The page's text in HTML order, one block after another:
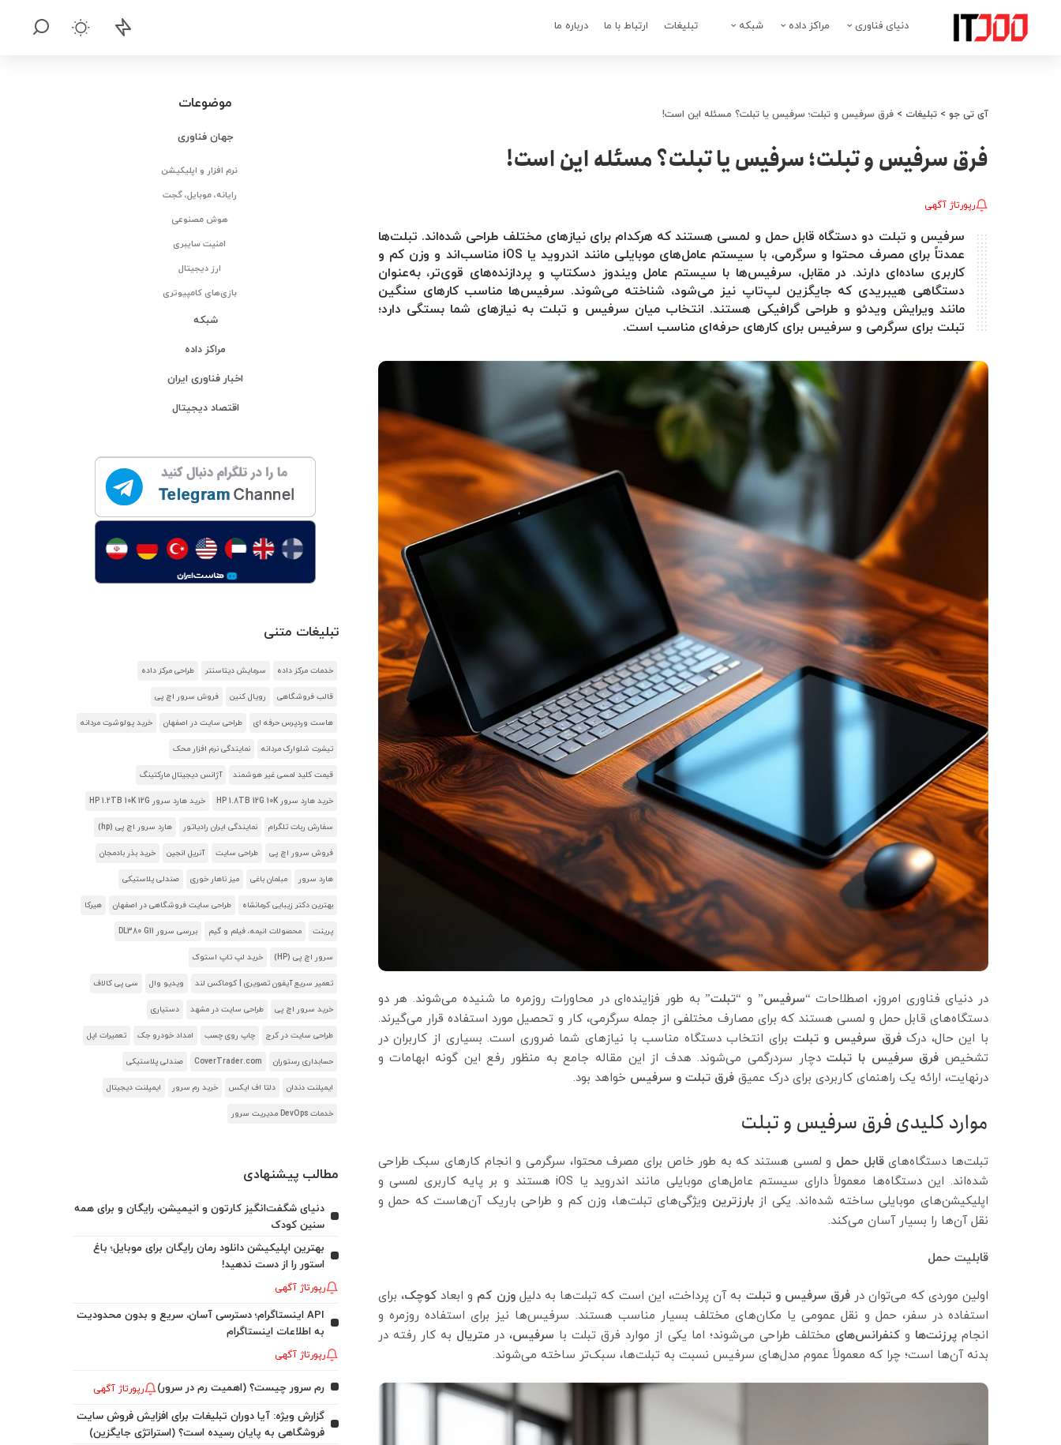
دنیای فناوری مراکز داده شبکه تبلیغات ارتباط با ما درباره ما
آی تی جو > تبلیغات > فرق سرفیس و تبلت؛ سرفیس یا تبلت؟ مسئله این است!
فرق سرفیس و تبلت؛ سرفیس یا تبلت؟ مسئله این است!
رپورتاژ آگهی
سرفیس و تبلت دو دستگاه قابل حمل و لمسی هستند که هرکدام برای نیازهای مختلف طراحی شده‌اند. تبلت‌ها
عمدتاً برای مصرف محتوا و سرگرمی، با سیستم عامل‌های موبایلی مانند اندروید یا iOS مناسب‌اند و وزن کم و
کاربری ساده‌ای دارند. در مقابل، سرفیس‌ها با سیستم عامل ویندوز دسکتاپ و پردازنده‌های قوی‌تر، به‌عنوان
دستگاهی هیبریدی که جایگزین لپ‌تاپ نیز می‌شود، شناخته می‌شوند. سرفیس‌ها مناسب کارهای سنگین
مانند ویرایش ویدئو و طراحی گرافیکی هستند. انتخاب میان سرفیس و تبلت به نیازهای شما بستگی دارد؛
تبلت برای سرگرمی و سرفیس برای کارهای حرفه‌ای مناسب است.
در دنیای فناوری امروز، اصطلاحات “سرفیس” و “تبلت” به طور فزاینده‌ای در محاورات روزمره ما شنیده می‌شوند. هر دو
دستگاه‌های قابل حمل و لمسی هستند که برای مصارف مختلفی از جمله سرگرمی، کار و تحصیل مورد استفاده قرار می‌گیرند.
با این حال، درکفرق سرفیس و تبلت برای انتخاب دستگاه مناسب با نیازهای شما ضروری است. بسیاری از کاربران در
تشخیص فرق سرفیس با تبلتدچار سردرگمی می‌شوند. هدف از این مقاله جامع به منظور رفع این گونه ابهامات و
درنهایت، ارائه یک راهنمای کاربردی برای درک عمیق فرق تبلت و سرفیس خواهد بود.
موارد کلیدی فرق سرفیس و تبلت
تبلت‌ها دستگاه‌هایقابل حمل و لمسی هستند که به طور خاص برای مصرف محتوا، سرگرمی و انجام کارهای سبک طراحی
شده‌اند. این دستگاه‌ها معمولاً دارای سیستم عامل‌های موبایلی مانند اندروید یا iOS هستند و بر پایه کاربری لمسی و
اپلیکیشن‌های موبایلی ساخته شده‌اند. یکی ازبارزترین ویژگی‌های تبلت‌ها، وزن کم و طراحی باریک آن‌هاست که حمل و
نقل آن‌ها را بسیار آسان می‌کند.
قابلیت حمل
اولین موردی که می‌توان در فرق سرفیس و تبلت به آن پرداخت، این است که تبلت‌ها به دلیلوزن کم و ابعادکوچک، برای
استفاده در سفر، حمل و نقل عمومی یا مکان‌های مختلف بسیار مناسب هستند. سرفیس‌ها نیز برای استفاده روزمره و
انجامپرزنت‌ها وکنفرانس‌های مختلف طراحی می‌شوند؛ اما یکی از موارد فرق تبلت با سرفیس، در متریال به کار رفته در
بدنه آن‌ها است؛ چرا که معمولاً عموم مدل‌های سرفیس نسبت به تبلت‌ها، سبک‌تر ساخته می‌شوند.
موضوعات
جهان فناوری
نرم افزار و اپلیکیشن
رایانه، موبایل، گجت
هوش مصنوعی
امنیت سایبری
ارز دیجیتال
بازی‌های کامپیوتری
شبکه
مراکز داده
اخبار فناوری ایران
اقتصاد دیجیتال
تبلیغات متنی
خدمات مرکز داده سرمایش دیتاسنتر طراحی مرکز داده
قالب فروشگاهی رویال کنین فروش سرور اچ پی
هاست وردپرس حرفه ای طراحی سایت در اصفهان خرید پولوشرت مردانه
تیشرت شلوارک مردانه نمایندگی نرم افزار محک
قیمت کلید لمسی غیر هوشمند آژانس دیجیتال مارکتینگ
خرید هارد سرور HP 1.8TB 12G 10K خرید هارد سرور HP 1.2TB 10K 12G
سفارش ربات تلگرام نمایندگی ایران رادیاتور هارد سرور اچ پی (hp)
فروش سرور اچ پی طراحی سایت آنریل انجین خرید بذر بادمجان
هارد سرور مبلمان باغی میز ناهار خوری صندلی پلاستیکی
بهترین دکتر زیبایی کرمانشاه طراحی سایت فروشگاهی در اصفهان هیرکا
پرینت محصولات انیمه، فیلم و گیم بررسی سرور DL380 G11
سرور اچ پی (HP) خرید لپ تاپ استوک
تعمیر سریع آیفون تصویری | کوماکس لند ویدیو وال سی پی کالاف
خرید سرور اچ پی طراحی سایت در مشهد دستیاری
طراحی سایت در کرج چاپ روی چسب امداد خودرو جک تعمیرات اپل
حسابداری رستوران CoverTrader.com صندلی پلاستیکی
ایمپلنت دندان دلتا اف ایکس خرید رم سرور ایمپلنت دیجیتال
خدمات DevOps مدیریت سرور
مطالب پیشنهادی
دنیای شگفت‌انگیز کارتون و انیمیشن، رایگان و برای همه
سنین کودک
بهترین اپلیکیشن دانلود رمان رایگان برای موبایل؛ باغ
استور را از دست ندهید!
رپورتاژ آگهی
API اینستاگرام؛ دسترسی آسان، سریع و بدون محدودیت
به اطلاعات اینستاگرام
رپورتاژ آگهی
رم سرور چیست؟ (اهمیت رم در سرور) رپورتاژ آگهی
گزارش ویژه: آیا دوران تبلیغات برای افزایش فروش سایت
فروشگاهی به پایان رسیده است؟ (استراتژی جایگزین)